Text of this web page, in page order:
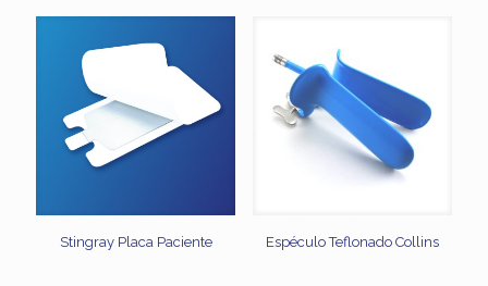
Stingray Placa Paciente Espéculo Teflonado Collins